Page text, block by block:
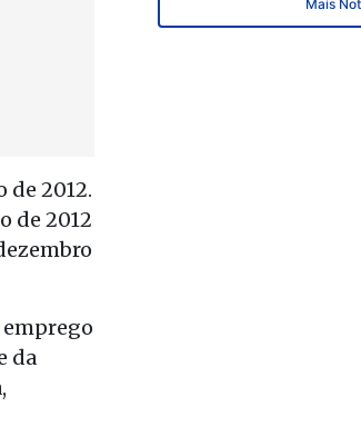
de 2012.
de 2012
emprego
da